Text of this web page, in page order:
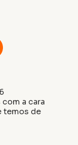
a cara
temos de